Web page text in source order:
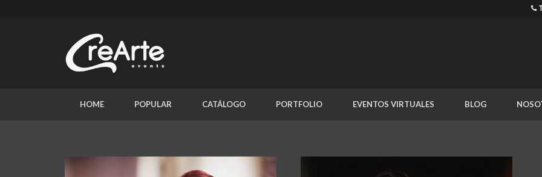
HOME POPULAR CATÁLOGO PORTFOLIO EVENTOS VIRTUALES BLOG